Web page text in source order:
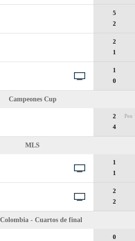
5
2
2
1
1
0
Campeones Cup
2
4
Pen
MLS
1
1
2
2
- Cuartos de final
0